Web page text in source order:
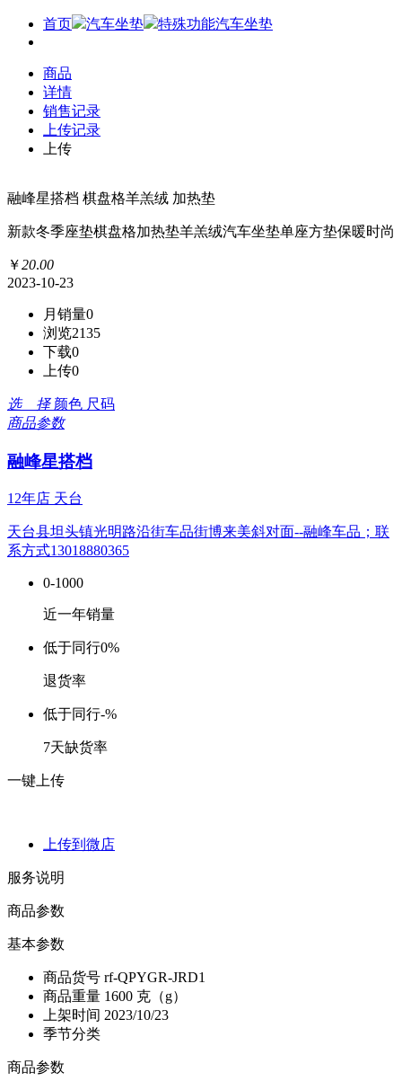
首页 汽车坐垫 特殊功能汽车坐垫
商品
详情
销售记录
上传记录
上传
融峰星搭档 棋盘格羊羔绒 加热垫
新款冬季座垫棋盘格加热垫羊羔绒汽车坐垫单座方垫保暖时尚
￥20.00
2023-10-23
月销量0
浏览2135
下载0
上传0
选 择 颜色 尺码
商品参数
融峰星搭档
12年店 天台
天台县坦头镇光明路沿街车品街博来美斜对面--融峰车品；联
系方式13018880365
0-1000
近一年销量
低于同行0%
退货率
低于同行-%
7天缺货率
一键上传
上传到微店
服务说明
商品参数
基本参数
商品货号 rf-QPYGR-JRD1
商品重量 1600 克（g）
上架时间 2023/10/23
季节分类
商品参数